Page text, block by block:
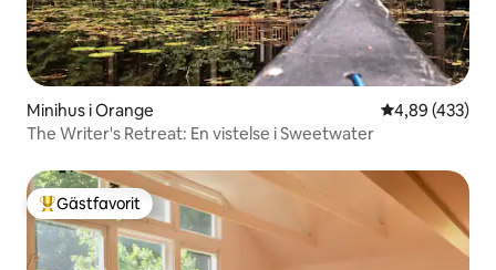
Minihus i Orange 4,89 av 5 i
4,89 (433)
The Writer's Retreat: En vistelse i Sweetwater
Populär gästfavorit
Gästfavorit